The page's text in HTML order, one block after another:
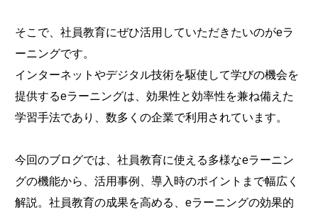
そこで、社員教育にぜひ活用していただきたいのがeラ
ーニングです。
インターネットやデジタル技術を駆使して学びの機会を
提供するeラーニングは、効果性と効率性を兼ね備えた
学習手法であり、数多くの企業で利用されています。
今回のブログでは、社員教育に使える多様なeラーニン
グの機能から、活用事例、導入時のポイントまで幅広く
解説。社員教育の成果を高める、eラーニングの効果的